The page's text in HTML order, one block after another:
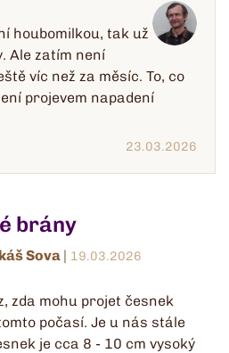
houbomilkou, tak už
Ale zatím není
víc než za měsíc. To, co
projevem napadení
23.03.2026
brány
Sova | 19.03.2026
zda mohu projet česnek
počasí. Je u nás stále
je cca 8 - 10 cm vysoký